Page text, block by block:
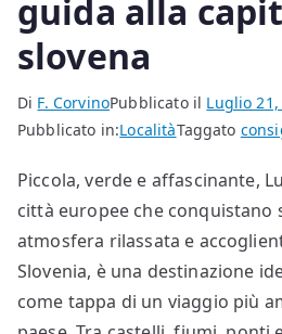
guida alla
slovena
Di F. CorvinoPubblicato il Luglio 21,
Pubblicato in:LocalitàTaggato
Piccola, verde e affascinante,
città europee che conquistano
atmosfera rilassata e
Slovenia, è una destinazione
come tappa di un viaggio più